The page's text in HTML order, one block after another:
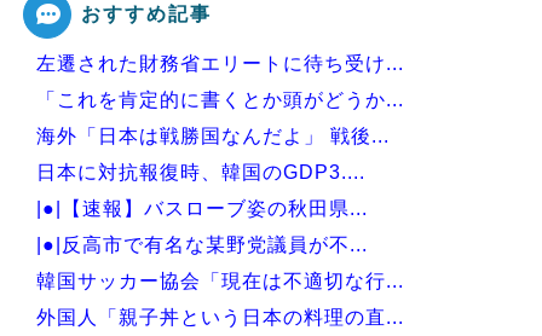
おすすめ記事
左遷された財務省エリートに待ち受け...
「これを肯定的に書くとか頭がどうか...
海外「日本は戦勝国なんだよ」 戦後...
日本に対抗報復時、韓国のGDP3....
|●|【速報】バスローブ姿の秋田県...
|●|反高市で有名な某野党議員が不...
韓国サッカー協会「現在は不適切な行...
外国人「親子丼という日本の料理の直...